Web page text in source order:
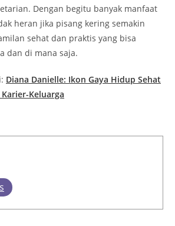
Dengan begitu banyak manfaat
heran jika pisang kering semakin
sehat dan praktis yang bisa
dan di mana saja.
Diana Danielle: Ikon Gaya Hidup Sehat
Keluarga